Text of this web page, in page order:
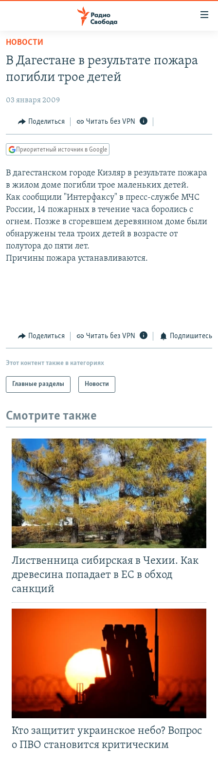
упрощенного
доступа
Вернуться
основному
Вернутся
главной
навигации
Вернутся
поиску
ПОДКАСТЫ
АВТОРСКИЕ ПРОЕКТЫ
ЦИТАТЫ СВОБОДЫ
МНЕНИЯ
IDEL.РЕАЛИИ
КАВКАЗ.РЕАЛИИ
СЕВЕР.РЕАЛИИ
СИБИРЬ.РЕАЛИИ
РАСПИСАНИЕ ВЕЩАНИЯ
ПОДПИШИТЕСЬ НА РАССЫЛКУ
Все сайты РСЕ/РС
НОВОСТИ
В Дагестане в результате пожара
погибли трое детей
03 января 2009
Поделиться Читать без VPN
Приоритетный источник в Google
В дагестанском городе Кизляр в результате пожара
в жилом доме погибли трое маленьких детей.
Как сообщили "Интерфаксу" в пресс-службе МЧС
России, 14 пожарных в течение часа боролись с
огнем. Позже в сгоревшем деревянном доме были
обнаружены тела троих детей в возрасте от
полутора до пяти лет.
Причины пожара устанавливаются.
Поделиться Читать без VPN Подпишитесь
Этот контент также в категориях
Главные разделы Новости
Смотрите также
Лиственница сибирская в Чехии. Как
древесина попадает в ЕС в обход
санкций
Кто защитит украинское небо? Вопрос
о ПВО становится критическим